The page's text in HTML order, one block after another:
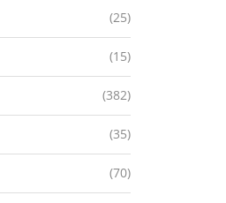
(25)
(15)
(382)
(35)
(70)